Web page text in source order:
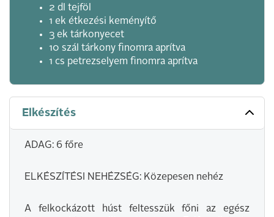
2 dl tejföl
1 ek étkezési keményítő
3 ek tárkonyecet
10 szál tárkony finomra aprítva
1 cs petrezselyem finomra aprítva
Elkészítés
ADAG: 6 főre
ELKÉSZÍTÉSI NEHÉZSÉG: Közepesen nehéz
A felkockázott húst feltesszük főni az egész